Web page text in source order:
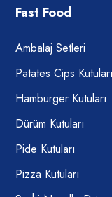
Fast Food
Ambalaj Setleri
Patates Cips Kutuları
Hamburger Kutuları
Dürüm Kutuları
Pide Kutuları
Pizza Kutuları